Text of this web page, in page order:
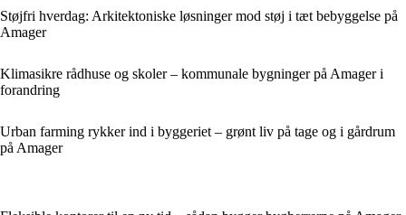
Støjfri hverdag: Arkitektoniske løsninger mod støj i tæt bebyggelse på
Amager
Klimasikre rådhuse og skoler – kommunale bygninger på Amager i
forandring
Urban farming rykker ind i byggeriet – grønt liv på tage og i gårdrum
på Amager